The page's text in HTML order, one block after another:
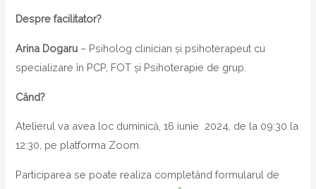
Despre facilitator?
Arina Dogaru – Psiholog clinician și psihoterapeut cu
specializare în PCP, FOT și Psihoterapie de grup.
Când?
Atelierul va avea loc duminică, 16 iunie 2024, de la 09:30 la
12:30, pe platforma Zoom.
Participarea se poate realiza completând formularul de